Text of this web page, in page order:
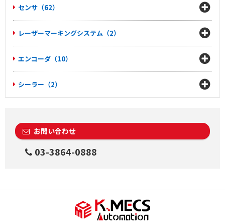
センサ（62）
レーザーマーキングシステム（2）
エンコーダ（10）
シーラー（2）
お問い合わせ
03-3864-0888